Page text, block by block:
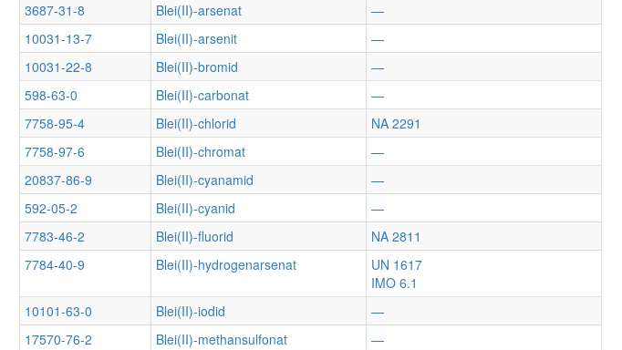
3687-31-8
Blei(II)-arsenat
—
10031-13-7
Blei(II)-arsenit
—
10031-22-8
Blei(II)-bromid
—
598-63-0
Blei(II)-carbonat
—
7758-95-4
Blei(II)-chlorid
NA 2291
7758-97-6
Blei(II)-chromat
—
20837-86-9
Blei(II)-cyanamid
—
592-05-2
Blei(II)-cyanid
—
7783-46-2
Blei(II)-fluorid
NA 2811
7784-40-9
Blei(II)-hydrogenarsenat
UN 1617
IMO 6.1
10101-63-0
Blei(II)-iodid
—
17570-76-2
Blei(II)-methansulfonat
—